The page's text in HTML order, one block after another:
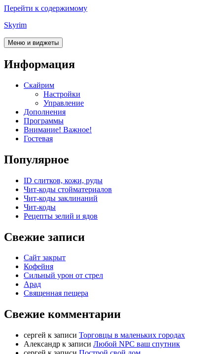
Перейти к содержимому
Skyrim
Меню и виджеты
Информация
Скайрим
Настройки
Управление
Дополнения
Программы
Внимание! Важное!
Гостевая
Популярное
ID слитков, кожи, руды
Чит-коды стойматериалов
Чит-коды заклинаний
Чит-коды
Рецепты зелий и ядов
Свежие записи
Сайт закрыт
Кофейня
Cильный урон от стрел
Арад
Священная пещера
Свежие комментарии
cергей к записи Торговцы в маленьких городах
Александр к записи Любой NPC ваш спутник